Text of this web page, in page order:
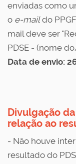
enviadas como
o e-maildo
mail deve ser
PDSE - (nome
Data de envio:
Divulgação da
relação ao
- Não houve
resultado do